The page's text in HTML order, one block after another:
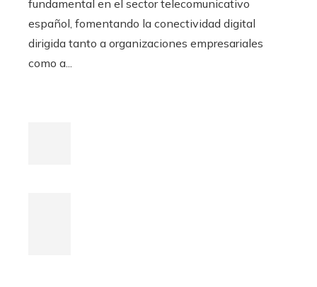
fundamental en el sector telecomunicativo
español, fomentando la conectividad digital
dirigida tanto a organizaciones empresariales
como a...